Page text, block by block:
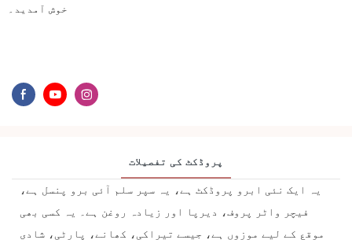
خوش آمدید۔
پروڈکٹ کی تفصیلات
یہ ایک نئی ابرو پروڈکٹ ہے، یہ سپر سلم آئی برو پنسل ہے،
فیچر واٹر پروف، دیرپا اور زیادہ روغن ہے۔ یہ کسی بھی
موقع کے لیے موزوں ہے، جیسے تیراکی، کھانے، پارٹی، شادی